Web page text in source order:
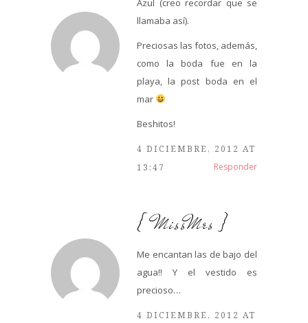
Azul (creo recordar que se
llamaba así).
Preciosas las fotos, además,
como la boda fue en la
playa, la post boda en el
mar
Beshitos!
4 DICIEMBRE, 2012 AT
13:47
Responder
{ MissMrs }
Me encantan las de bajo del
agua!! Y el vestido es
precioso…
4 DICIEMBRE, 2012 AT